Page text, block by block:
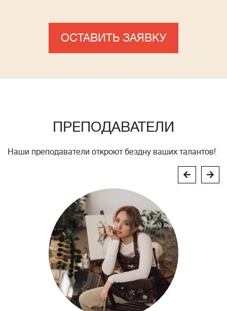
ОСТАВИТЬ ЗАЯВКУ
ПРЕПОДАВАТЕЛИ
Наши преподаватели откроют бездну ваших талантов!